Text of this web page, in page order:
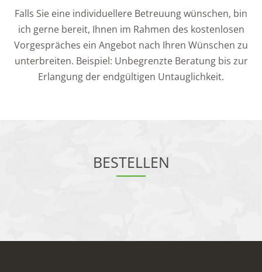
Falls Sie eine individuellere Betreuung wünschen, bin
ich gerne bereit, Ihnen im Rahmen des kostenlosen
Vorgespräches ein Angebot nach Ihren Wünschen zu
unterbreiten. Beispiel: Unbegrenzte Beratung bis zur
Erlangung der endgültigen Untauglichkeit.
BESTELLEN